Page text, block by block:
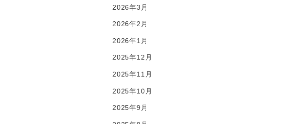
2026年3月
2026年2月
2026年1月
2025年12月
2025年11月
2025年10月
2025年9月